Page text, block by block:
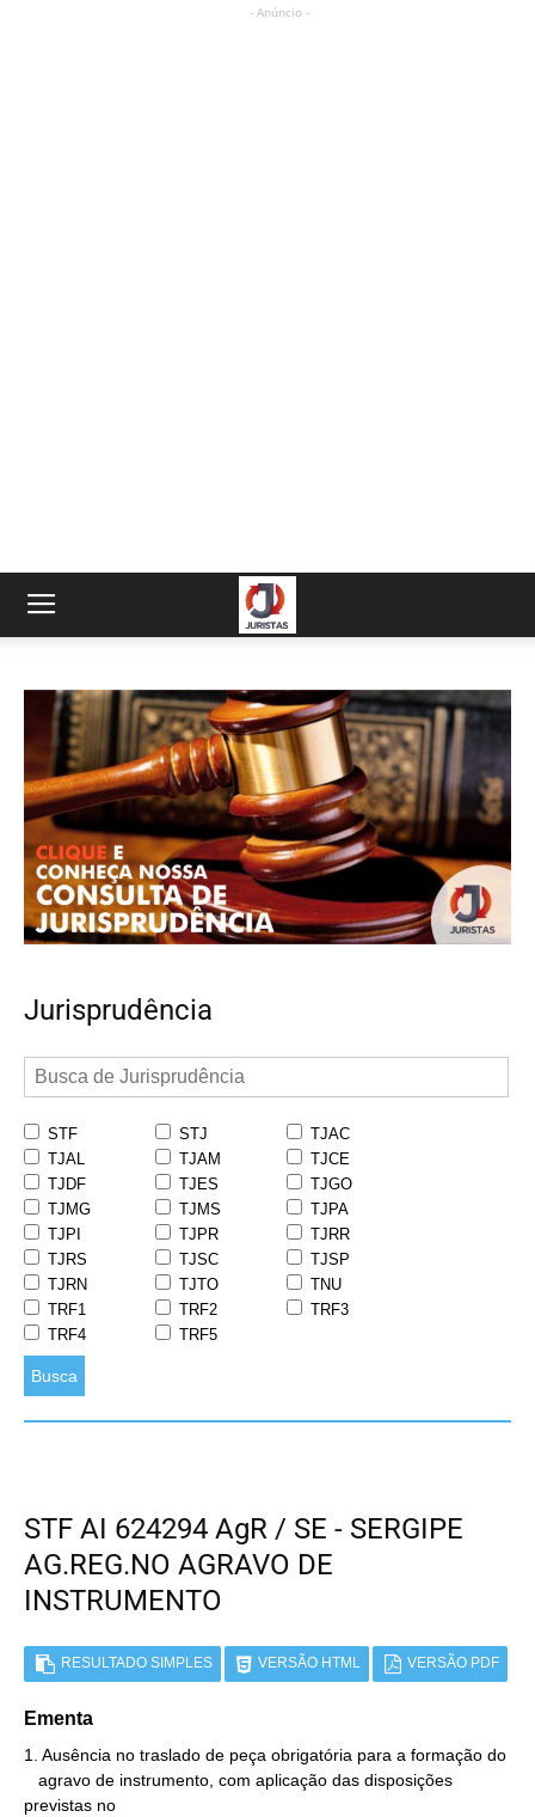
- Anúncio -
Jurisprudência
STF STJ
TJAC
TJAL
TJAM
TJCE
TJDF
TJES
TJGO
TJMG
TJMS
TJPA
TJPI
TJPR
TJRR
TJRS
TJSC
TJSP
TJRN
TJTO
TNU
TRF1
TRF2
TRF3
TRF4
TRF5
Busca
STF AI 624294 AgR / SE - SERGIPE
AG.REG.NO AGRAVO DE
INSTRUMENTO
RESULTADO SIMPLES VERSÃO HTML VERSÃO PDF
Ementa
1. Ausência no traslado de peça obrigatória para a formação do
previstas no